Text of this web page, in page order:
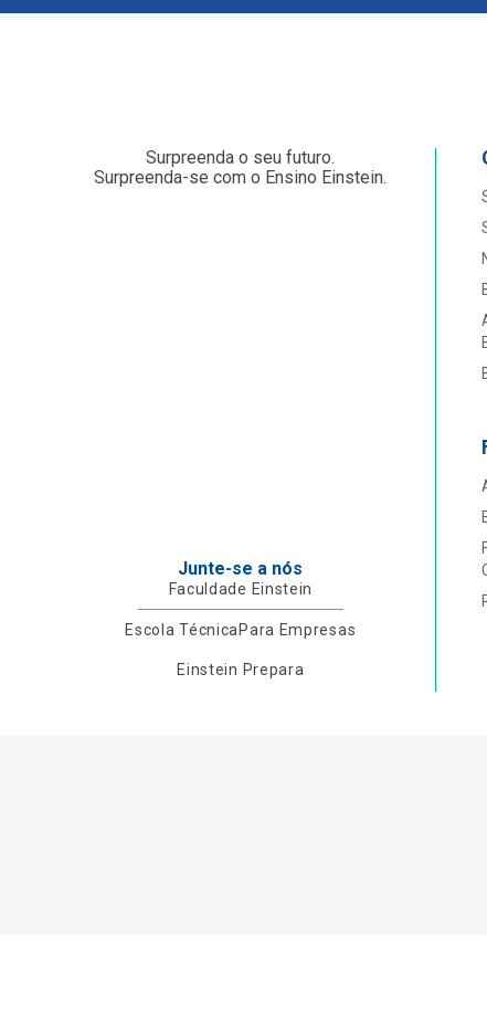
Surpreenda o seu futuro.
Surpreenda-se com o Ensino Einstein.
Junte-se a nós
Faculdade Einstein
Escola TécnicaPara Empresas
Einstein Prepara